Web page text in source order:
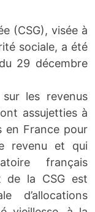
(CSG), visée à
sociale, a été
29 décembre
les revenus
assujetties à
en France pour
revenu et qui
français
de la CSG est
d’allocations